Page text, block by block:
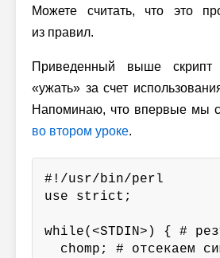
Можете считать, что это
из правил.
Приведенный выше
«ужать» за счет
Напоминаю, что впервые мы
во втором уроке.
#!/usr/bin/perl
use strict;
while(<STDIN>) { #
chomp; # отсекаем